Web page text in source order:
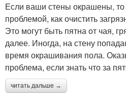
Если ваши стены окрашены, то
проблемой, как очистить
Это могут быть пятна от чая,
далее. Иногда, на стену
время окрашивания пола.
проблема, если знать что за
читать дальше →